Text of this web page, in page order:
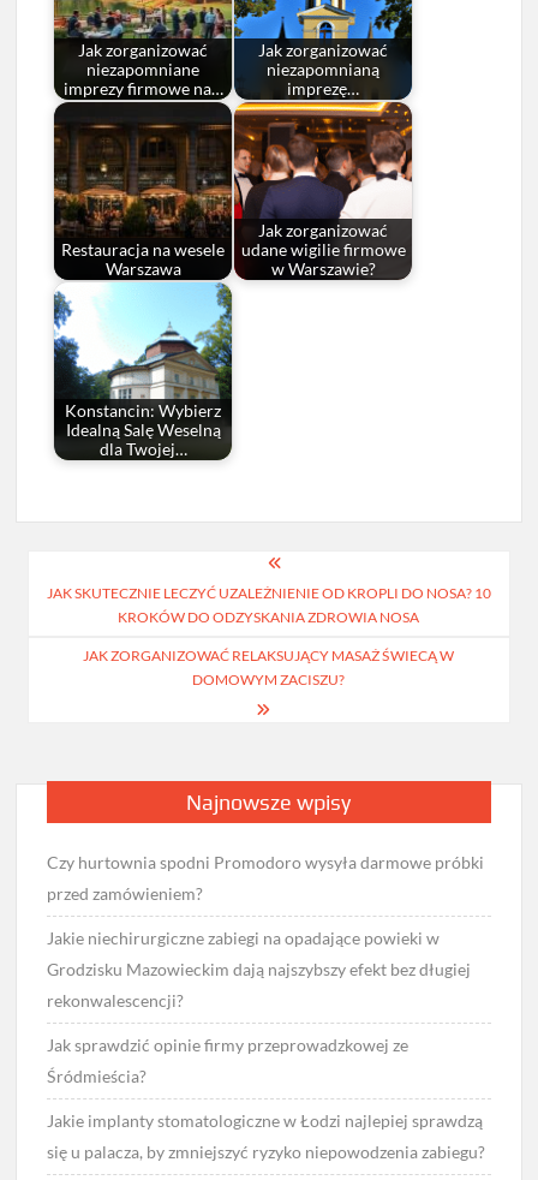
Jak zorganizować
niezapomniane
imprezy firmowe na…
Jak zorganizować
niezapomnianą
imprezę…
Restauracja na wesele
Warszawa
Jak zorganizować
udane wigilie firmowe
w Warszawie?
Konstancin: Wybierz
Idealną Salę Weselną
dla Twojej…
wpisu
JAK SKUTECZNIE LECZYĆ UZALEŻNIENIE OD KROPLI DO NOSA? 10
KROKÓW DO ODZYSKANIA ZDROWIA NOSA
JAK ZORGANIZOWAĆ RELAKSUJĄCY MASAŻ ŚWIECĄ W
DOMOWYM ZACISZU?
Najnowsze wpisy
Czy hurtownia spodni Promodoro wysyła darmowe próbki
przed zamówieniem?
Jakie niechirurgiczne zabiegi na opadające powieki w
Grodzisku Mazowieckim dają najszybszy efekt bez długiej
rekonwalescencji?
Jak sprawdzić opinie firmy przeprowadzkowej ze
Śródmieścia?
Jakie implanty stomatologiczne w Łodzi najlepiej sprawdzą
się u palacza, by zmniejszyć ryzyko niepowodzenia zabiegu?